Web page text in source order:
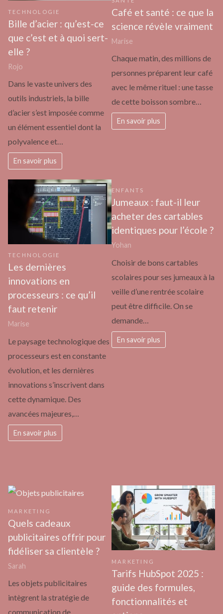
TECHNOLOGIE
Bille d’acier : qu’est-ce
que c’est et à quoi sert-
elle ?
Rojo
Dans le vaste univers des
outils industriels, la bille
d’acier s’est imposée comme
un élément essentiel dont la
polyvalence et…
En savoir plus
Café et santé : ce que la
science révèle vraiment
Marise
Chaque matin, des millions de
personnes préparent leur café
avec le même rituel : une tasse
de cette boisson sombre…
En savoir plus
TECHNOLOGIE
Les dernières
innovations en
processeurs : ce qu’il
faut retenir
Marise
Le paysage technologique des
processeurs est en constante
évolution, et les dernières
innovations s’inscrivent dans
cette dynamique. Des
avancées majeures,…
En savoir plus
ENFANTS
Jumeaux : faut-il leur
acheter des cartables
identiques pour l’école ?
Yohan
Choisir de bons cartables
scolaires pour ses jumeaux à la
veille d’une rentrée scolaire
peut être difficile. On se
demande…
En savoir plus
MARKETING
Quels cadeaux
publicitaires offrir pour
fidéliser sa clientèle ?
Sarah
Les objets publicitaires
intègrent la stratégie de
communication de
MARKETING
Tarifs HubSpot 2025 :
guide des formules,
fonctionnalités et